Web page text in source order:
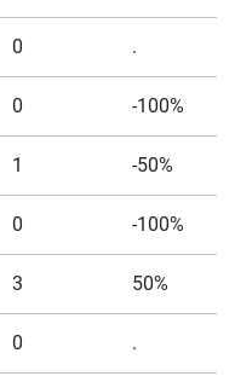
0 .
0 -100%
1 -50%
0 -100%
3 50%
0 .